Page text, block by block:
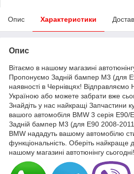
Опис Характеристики
Опис
Вітаємо в нашому магазині
Пропонуємо Задній бампер M3 (для
наявності в Чернівцях!
Україною або можете забрати вже
Знайдіть у нас найкращі Запчастини
вашого автомобіля BMW 3 серія E90/
Задній бампер M3 (для E90 2008-
BMW нададуть вашому автомобілю
функціональність. Оберіть найкраще
нашому магазині автотюнінгу сьогодні!